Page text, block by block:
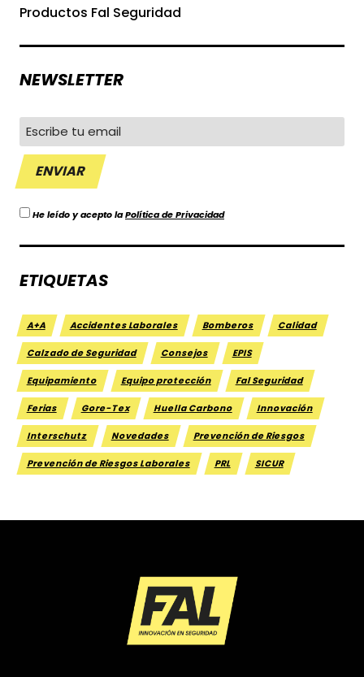
Productos Fal Seguridad
NEWSLETTER
He leído y acepto laPolítica de Privacidad
ETIQUETAS
A+A Accidentes Laborales Bomberos Calidad
Calzado de Seguridad Consejos EPIS
Equipamiento Equipo protección Fal Seguridad
Ferias Gore-Tex Huella Carbono Innovación
Interschutz Novedades Prevención de Riesgos
Prevención de Riesgos Laborales PRL SICUR